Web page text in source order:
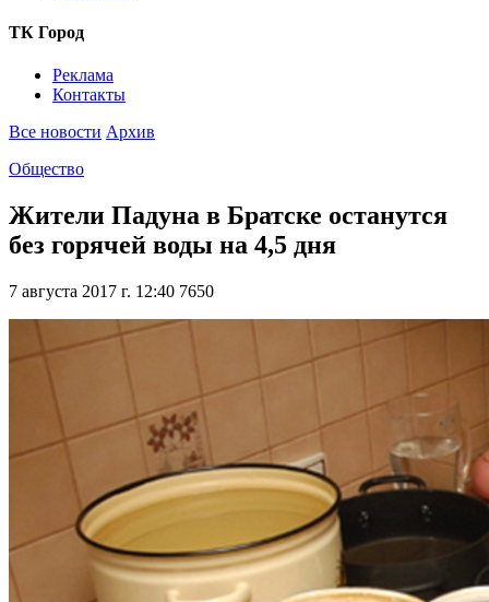
ТК Город
Реклама
Контакты
Все новости Архив
Общество
Жители Падуна в Братске останутся
без горячей воды на 4,5 дня
7 августа 2017 г. 12:40 7650